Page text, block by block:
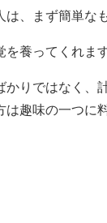
、まず簡単な
養ってくれます
かりではなく、
は趣味の一つに